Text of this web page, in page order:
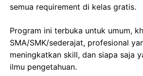
semua requirement di kelas gratis.
Program ini terbuka untuk umum,
SMA/SMK/sederajat, profesional
meningkatkan skill, dan siapa saja
ilmu pengetahuan.